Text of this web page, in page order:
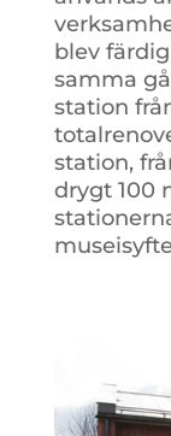
blev
samma
station
station,
drygt 100